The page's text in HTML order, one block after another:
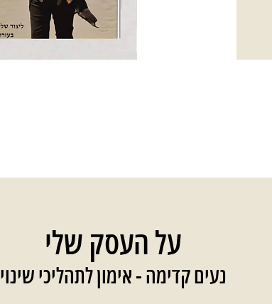
נעים קדימה - אימון לתהליכי שינוי
על העסק שלי